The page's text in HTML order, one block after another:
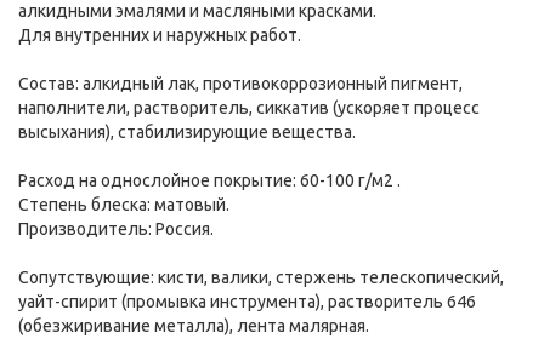
алкидными эмалями и масляными красками.
Для внутренних и наружных работ.
Состав: алкидный лак, противокоррозионный пигмент,
наполнители, растворитель, сиккатив (ускоряет процесс
высыхания), стабилизирующие вещества.
Расход на однослойное покрытие: 60-100 г/м2 .
Степень блеска: матовый.
Производитель: Россия.
Сопутствующие: кисти, валики, стержень телескопический,
уайт-спирит (промывка инструмента), растворитель 646
(обезжиривание металла), лента малярная.